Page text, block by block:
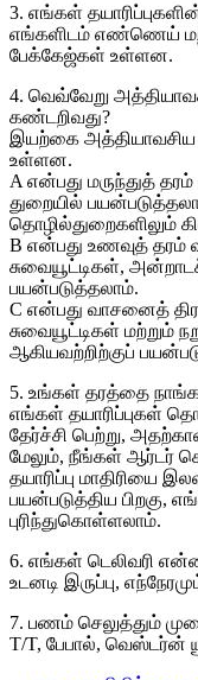
3. எங்கள்
எங்களிடம் எண்ணெய்
பேக்கேஜ்கள் உள்ளன.
4. வெவ்வேறு
கண்டறிவது?
இயற்கை
உள்ளன.
A என்பது மருந்துத்
துறையில்
தொழில்துறைகளிலும்
B என்பது உணவுத் தரம்
சுவையூட்டிகள்,
பயன்படுத்தலாம்.
C என்பது வாசனைத்
சுவையூட்டிகள் மற்றும்
ஆகியவற்றிற்குப்
5. உங்கள் தரத்தை
எங்கள் தயாரிப்புகள்
தேர்ச்சி பெற்று,
மேலும், நீங்கள் ஆர்டர்
தயாரிப்பு மாதிரியை
பயன்படுத்திய பிறகு,
புரிந்துகொள்ளலாம்.
6. எங்கள் டெலிவரி
உடனடி இருப்பு,
7. பணம் செலுத்தும்
T/T, பேபால், வெஸ்டர்ன்